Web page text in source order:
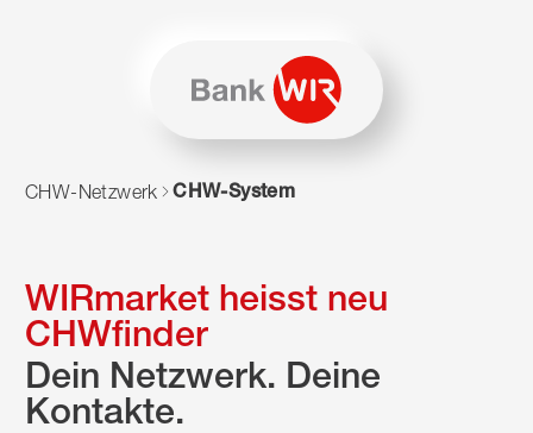
Zum Navigieren dieser Seite wird JavaScript benötigt.
CHW-Netzwerk CHW-System
WIRmarket heisst neu
CHWfinder
Dein Netzwerk. Deine
Kontakte.